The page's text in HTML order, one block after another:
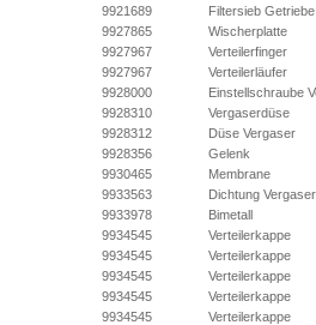
9921689
Filtersieb Getriebe
9927865
Wischerplatte
9927967
Verteilerfinger
9927967
Verteilerläufer
9928000
Einstellschraube
9928310
Vergaserdüse
9928312
Düse Vergaser
9928356
Gelenk
9930465
Membrane
9933563
Dichtung Vergaser
9933978
Bimetall
9934545
Verteilerkappe
9934545
Verteilerkappe
9934545
Verteilerkappe
9934545
Verteilerkappe
9934545
Verteilerkappe